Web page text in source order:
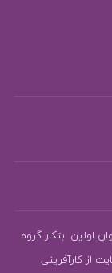
اولین ابتکار گروه
بهمن‌ماه 1395 با هدف حمایت از کارآفرینی